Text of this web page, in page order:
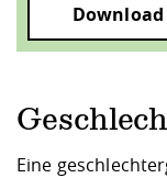
Download
Eine